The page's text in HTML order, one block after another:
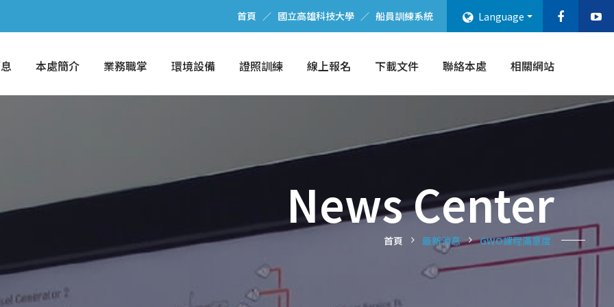
首頁 國立高雄科技大學 船員訓練系統 Language
本處簡介 業務職掌 環境設備 證照訓練 線上報名 下載文件 聯絡本處 相關網站
News Center
首頁 最新消息 GWO課程滿意度